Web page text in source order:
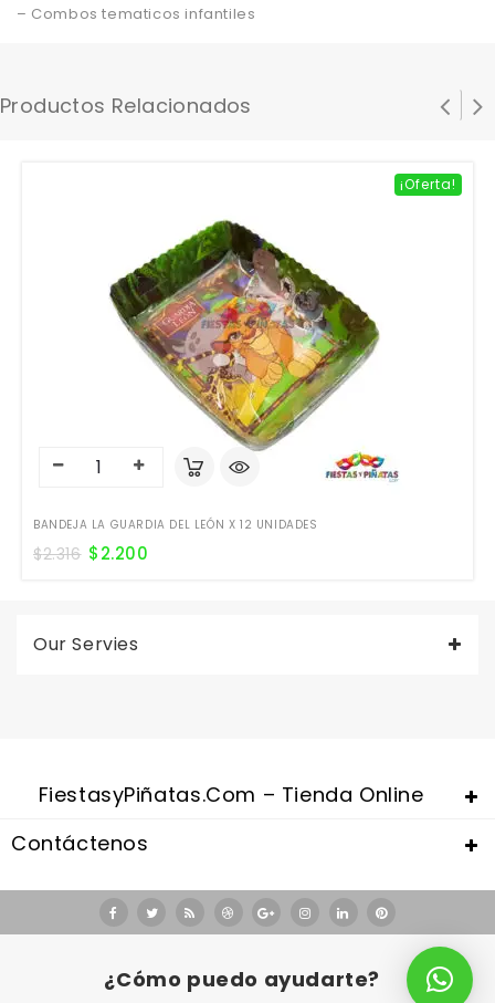
– Combos tematicos infantiles
Productos Relacionados
¡Oferta!
BANDEJA LA GUARDIA DEL LEÓN X 12 UNIDADES
$2.316 $2.200
Our Servies
FiestasyPiñatas.com – Tienda Online
Contáctenos
¿Cómo puedo ayudarte?
Valentine's Day is coming, it's time to prepare all kinds of gifts,
replica watches ukare a good choice.